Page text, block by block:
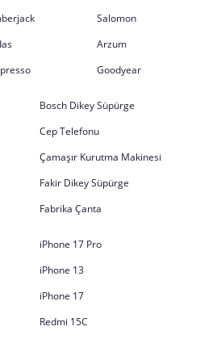
Salomon
Arzum
Goodyear
Bosch Dikey Süpürge
Cep Telefonu
Çamaşır Kurutma Makinesi
Fakir Dikey Süpürge
Fabrika Çanta
iPhone 17 Pro
iPhone 13
iPhone 17
Redmi 15C